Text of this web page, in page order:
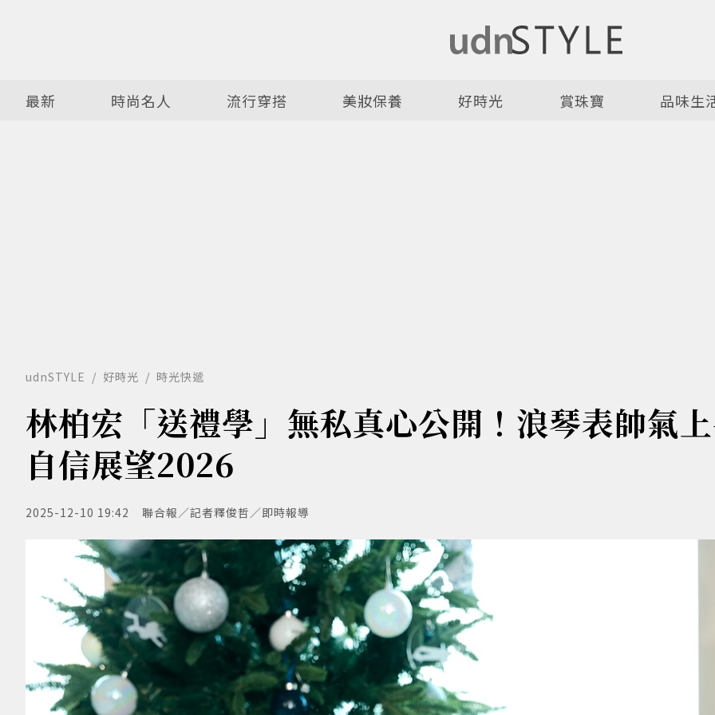
最新 時尚名人 流行穿搭 美妝保養 好時光 賞珠寶 品味生
udnSTYLE 好時光 時光快遞
林柏宏「送禮學」無私真心公開！浪琴表帥氣
自信展望2026
2025-12-10 19:42 聯合報／記者釋俊哲／即時報導